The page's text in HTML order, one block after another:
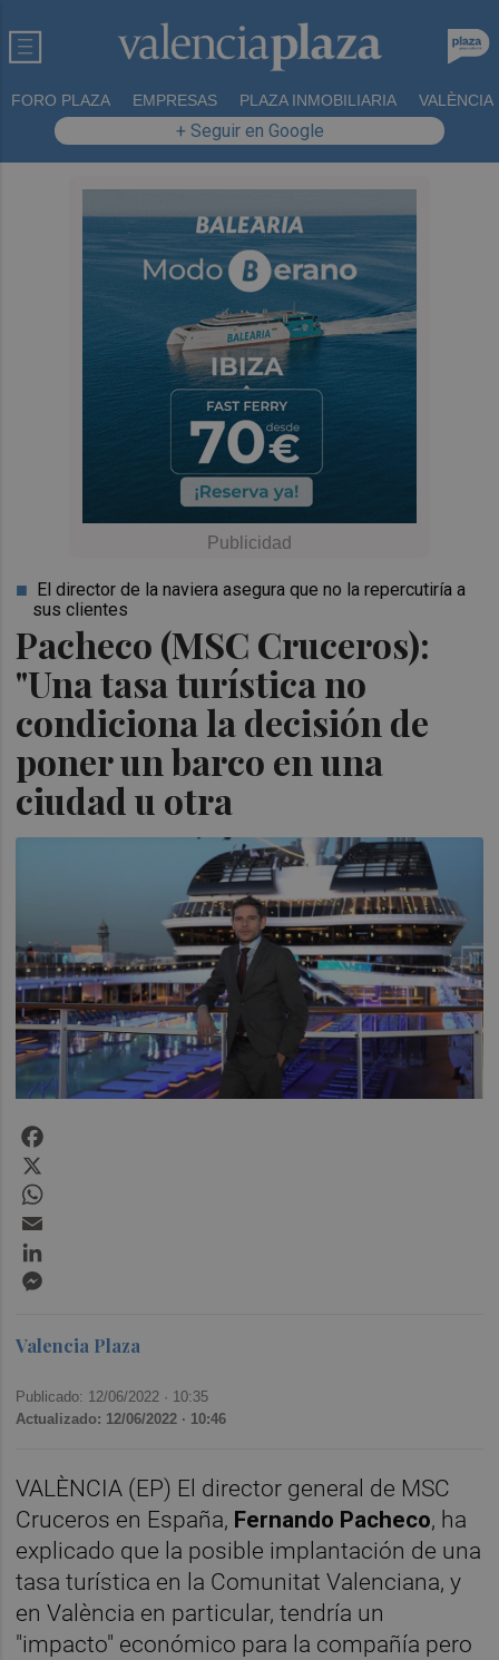
FORO PLAZA EMPRESAS PLAZA INMOBILIARIA VALÈNCIA
+ Seguir en Google
Pacheco (MSC Cruceros):
"Una tasa turística no
condiciona la decisión de
poner un barco en una
ciudad u otra
El director de la naviera asegura que no la repercutiría a
sus clientes
Valencia Plaza
Publicado: 12/06/2022 · 10:35
Actualizado: 12/06/2022 · 10:46
VALÈNCIA (EP) El director general de MSC
Cruceros en España, Fernando Pacheco, ha
explicado que la posible implantación de una
tasa turística en la Comunitat Valenciana, y
en València en particular, tendría un
"impacto" económico para la compañía pero